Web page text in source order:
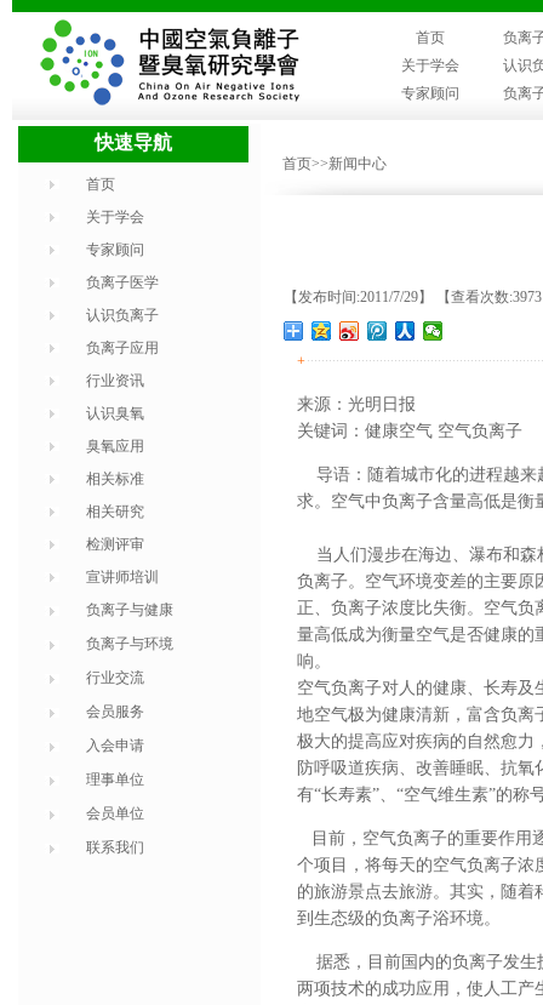
首页
负离
关于学会
认识
专家顾问
负离
快速导航
首页
关于学会
专家顾问
负离子医学
认识负离子
负离子应用
行业资讯
认识臭氧
臭氧应用
相关标准
相关研究
检测评审
宣讲师培训
负离子与健康
负离子与环境
行业交流
会员服务
入会申请
理事单位
会员单位
联系我们
首页>>新闻中心
【发布时间:2011/7/29】 【查看次数
+
来源：光明日报
关键词：健康空气 空气负离子
导语：随着城市化的进程越来
求。空气中负离子含量高低是衡
当人们漫步在海边、瀑布和森
负离子。空气环境变差的主要原
正、负离子浓度比失衡。空气
量高低成为衡量空气是否健康的
响。
空气负离子对人的健康、长寿
地空气极为健康清新，富含负离
极大的提高应对疾病的自然愈力
防呼吸道疾病、改善睡眠、抗
有“长寿素”、“空气维生素”的称
目前，空气负离子的重要作用
个项目，将每天的空气负离子浓
的旅游景点去旅游。其实，随
到生态级的负离子浴环境。
据悉，目前国内的负离子发生
两项技术的成功应用，使人工